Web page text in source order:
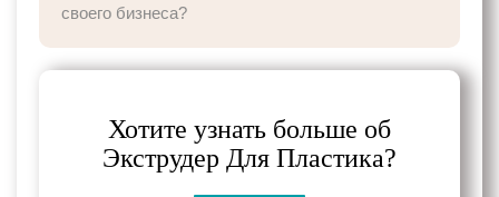
своего бизнеса?
Хотите узнать больше об
Экструдер Для Пластика?